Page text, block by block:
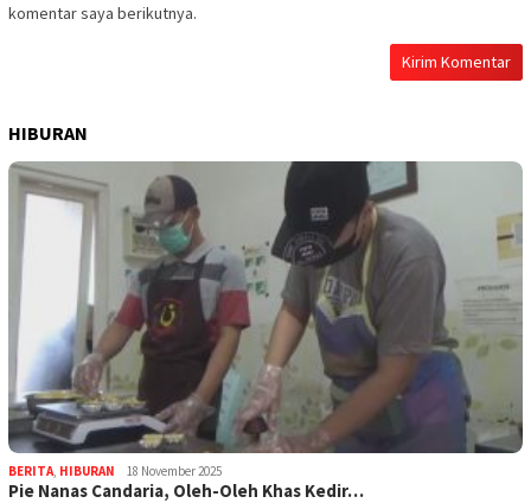
komentar saya berikutnya.
HIBURAN
BERITA HIBURAN 18 November 2025
Pie Nanas Candaria, Oleh-Oleh Khas Kedir…